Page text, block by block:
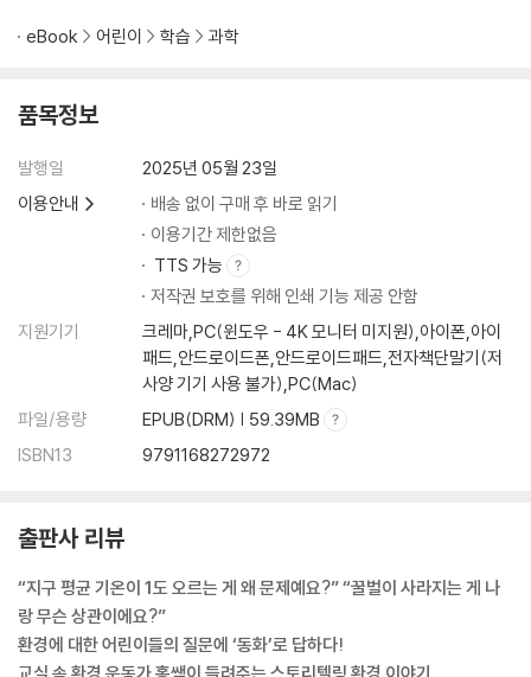
eBook 어린이 학습 과학
품목정보
발행일
2025년 05월 23일
이용안내
배송 없이 구매 후 바로 읽기
이용기간 제한없음
TTS 가능
저작권 보호를 위해 인쇄 기능 제공 안함
지원기기
크레마,PC(윈도우 - 4K 모니터 미지원),아이폰,아이
패드,안드로이드폰,안드로이드패드,전자책단말기(저
사양 기기 사용 불가),PC(Mac)
파일/용량
EPUB(DRM) | 59.39MB
ISBN13
9791168272972
출판사 리뷰
“지구 평균 기온이 1도 오르는 게 왜 문제예요?” “꿀벌이 사라지는 게 나
랑 무슨 상관이에요?”
환경에 대한 어린이들의 질문에 ‘동화’로 답하다!